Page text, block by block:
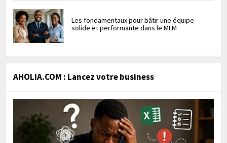
Les fondamentaux pour bâtir une équipe
solide et performante dans le MLM
AHOLIA.COM : Lancez votre business